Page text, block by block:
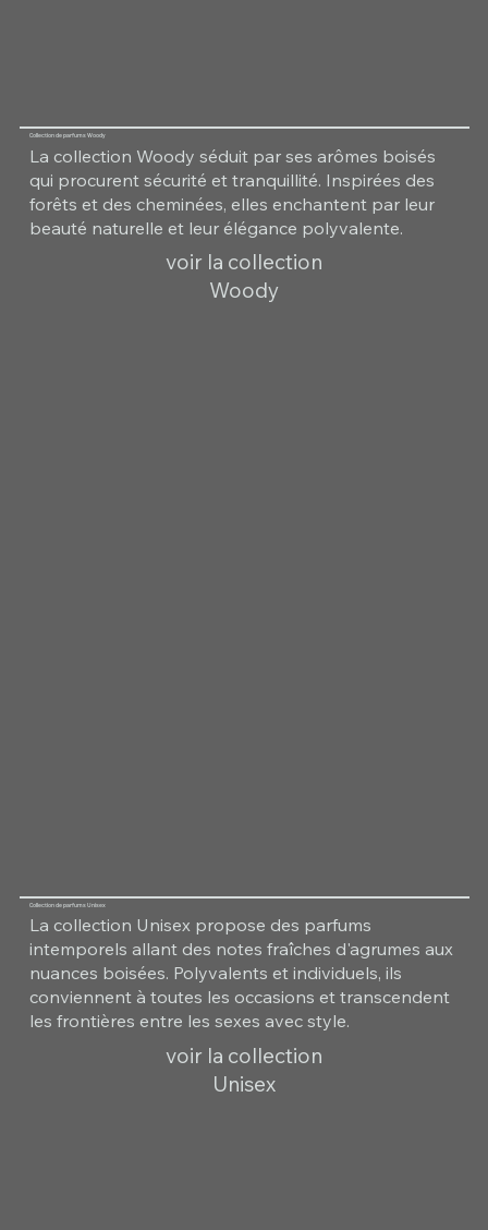
Collection de parfums Woody
La collection Woody séduit par ses arômes boisés
qui procurent sécurité et tranquillité. Inspirées des
forêts et des cheminées, elles enchantent par leur
beauté naturelle et leur élégance polyvalente.
voir la collection
Woody
Collection de parfums Unisex
La collection Unisex propose des parfums
intemporels allant des notes fraîches d'agrumes aux
nuances boisées. Polyvalents et individuels, ils
conviennent à toutes les occasions et transcendent
les frontières entre les sexes avec style.
voir la collection
Unisex